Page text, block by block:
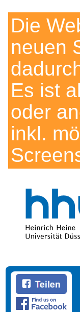
Die
neuen
Es ist
oder
inkl.